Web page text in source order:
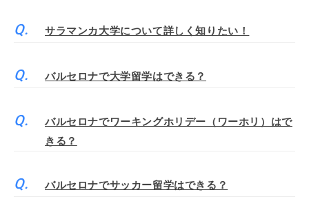
サラマンカ大学について詳しく知りたい！
バルセロナで大学留学はできる？
バルセロナでワーキングホリデー（ワーホリ）はで
きる？
バルセロナでサッカー留学はできる？